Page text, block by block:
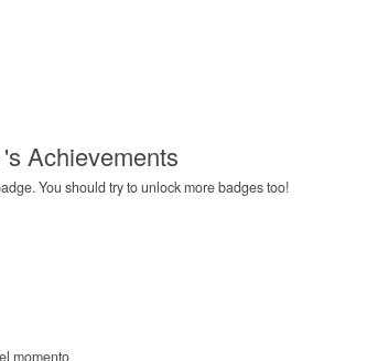
Achievements
You should try to unlock more badges too!
momento